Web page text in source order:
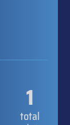
1
total